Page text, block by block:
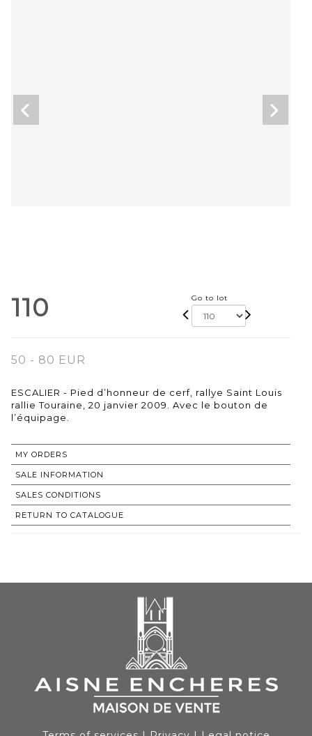
110 Go to lot
50 - 80 EUR
ESCALIER - Pied d’honneur de cerf, rallye Saint Louis
rallie Touraine, 20 janvier 2009. Avec le bouton de
l’équipage.
MY ORDERS
SALE INFORMATION
SALES CONDITIONS
RETURN TO CATALOGUE